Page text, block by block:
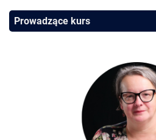
Prowadzące kurs